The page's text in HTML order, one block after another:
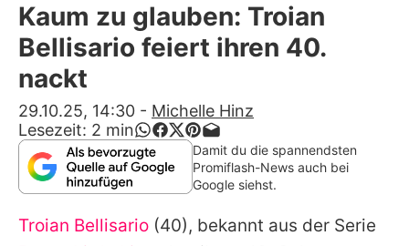
Stars
Filme & Serien
Lifestyle
Familie & Liebe
Promiflash Exklusiv
Alle Themen auf Promiflash
Kaum zu glauben: Troian
Bellisario feiert ihren 40.
nackt
29.10.25, 14:30 - Michelle Hinz
Lesezeit: 2 min
Damit du die spannendsten
Promiflash-News auch bei
Google siehst.
Troian Bellisario (40), bekannt aus der Serie